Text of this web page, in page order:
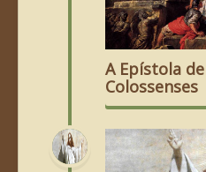
A Epístola
Colossenses